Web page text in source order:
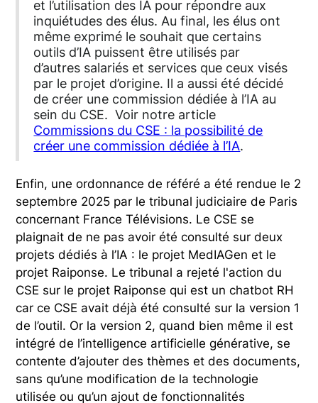
et l’utilisation des IA pour répondre aux
inquiétudes des élus. Au final, les élus ont
même exprimé le souhait que certains
outils d’IA puissent être utilisés par
d’autres salariés et services que ceux visés
par le projet d’origine. Il a aussi été décidé
de créer une commission dédiée à l’IA au
sein du CSE. Voir notre article
Commissions du CSE : la possibilité de
créer une commission dédiée à l’IA.
Enfin, une ordonnance de référé a été rendue le 2
septembre 2025 par le tribunal judiciaire de Paris
concernant France Télévisions. Le CSE se
plaignait de ne pas avoir été consulté sur deux
projets dédiés à l’IA : le projet MedIAGen et le
projet Raiponse. Le tribunal a rejeté l'action du
CSE sur le projet Raiponse qui est un chatbot RH
car ce CSE avait déjà été consulté sur la version 1
de l’outil. Or la version 2, quand bien même il est
intégré de l’intelligence artificielle générative, se
contente d’ajouter des thèmes et des documents,
sans qu’une modification de la technologie
utilisée ou qu’un ajout de fonctionnalités